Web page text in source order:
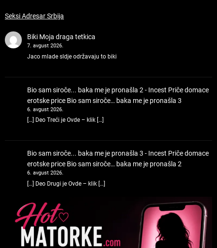
Seksi Adresar Srbija
Biki Moja draga tetkica
7. avgust 2026.
Jaco mlade sldje održavaju to biki
Bio sam siroče... baka me je pronašla 2 - Incest Priče domace
erotske price Bio sam siroče… baka me je pronašla 3
6. avgust 2026.
[…] Deo Treći je Ovde – klik […]
Bio sam siroče... baka me je pronašla 3 - Incest Priče domace
erotske price Bio sam siroče… baka me je pronašla 2
6. avgust 2026.
[…] Deo Drugi je Ovde – klik […]